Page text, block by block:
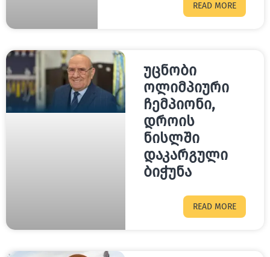
READ MORE
უცნობი
ოლიმპიური
ჩემპიონი,
დროის
ნისლში
დაკარგული
ბიჭუნა
READ MORE